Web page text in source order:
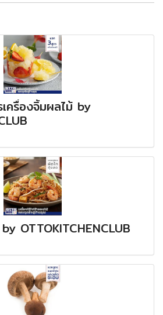
ครื่องจิ้มผลไม้ by
OTTOKITCHENCLUB